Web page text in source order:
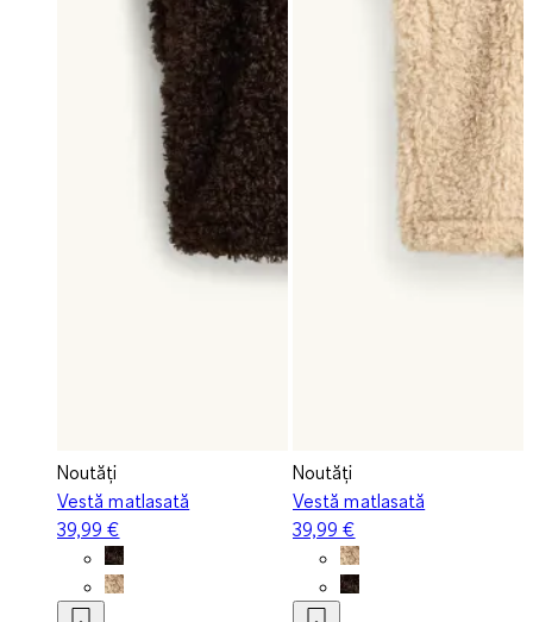
Noutăți
Vestă matlasată
39,99 €
Noutăți
Vestă matlasată
39,99 €